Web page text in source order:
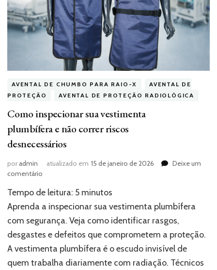
AVENTAL DE CHUMBO PARA RAIO-X
AVENTAL DE
PROTEÇÃO
AVENTAL DE PROTEÇÃO RADIOLÓGICA
Como inspecionar sua vestimenta
plumbífera e não correr riscos
desnecessários
poradmin atualizado em 15 de janeiro de 2026
Deixe um
comentário
inspecionar
sua
vestimenta
plumbífera
e
não
riscos
Tempo de leitura: 5 minutos
Aprenda a inspecionar sua vestimenta plumbífera
com segurança. Veja como identificar rasgos,
desgastes e defeitos que comprometem a proteção.
A vestimenta plumbífera é o escudo invisível de
quem trabalha diariamente com radiação. Técnicos